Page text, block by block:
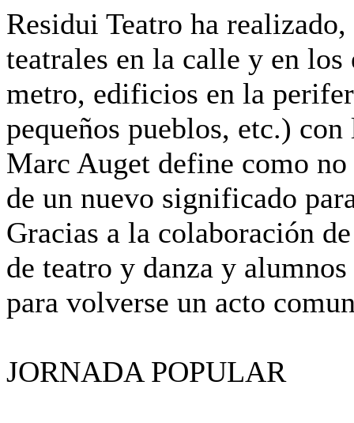
Residui Teatro ha
teatrales en la calle y en
metro, edificios en la
pequeños pueblos, etc.)
Marc Auget define como no
de un nuevo significado
Gracias a la colaboración
de teatro y danza y
para volverse un acto
JORNADA POPULAR